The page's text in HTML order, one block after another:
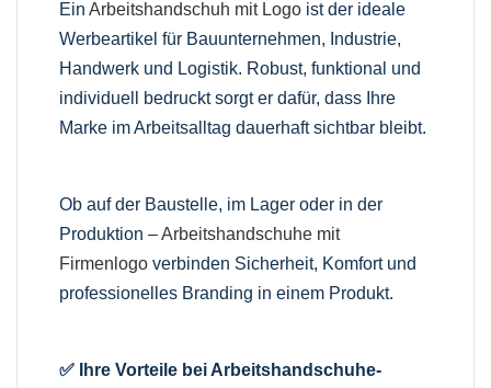
EinArbeitshandschuh mit Logo ist der ideale
Werbeartikel für Bauunternehmen, Industrie,
Handwerk und Logistik. Robust, funktional und
individuell bedruckt sorgt er dafür, dass Ihre
Marke im Arbeitsalltag dauerhaft sichtbar bleibt.
Ob auf der Baustelle, im Lager oder in der
Produktion –Arbeitshandschuhe mit
Firmenlogo verbinden Sicherheit, Komfort und
professionelles Branding in einem Produkt.
✅ Ihre Vorteile bei Arbeitshandschuhe-